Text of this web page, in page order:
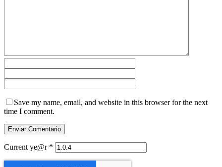
Save my name, email, and website in this browser for the next
time I comment.
Current ye@r *